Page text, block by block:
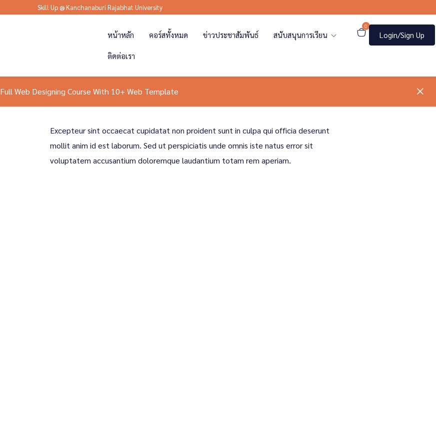
Skill Up @ Kanchanaburi Rajabhat University
หน้าหลัก คอร์สทั้งหมด ข่าวประชาสัมพันธ์ สนับสนุนการเรียน
ติดต่อเรา
0
Login/Sign Up
Full Web Designing Course With 10+ Web Template
Excepteur sint occaecat cupidatat non proident sunt in culpa qui officia deserunt
mollit anim id est laborum. Sed ut perspiciatis unde omnis iste natus error sit
voluptatem accusantium doloremque laudantium totam rem aperiam.